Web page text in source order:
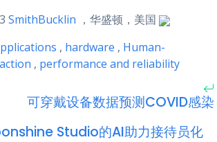
SmithBucklin ，华盛顿，美国
, hardware , Human-
, performance and reliability
可穿戴设备数据预测COVID感染
Studio的AI助力接待员化